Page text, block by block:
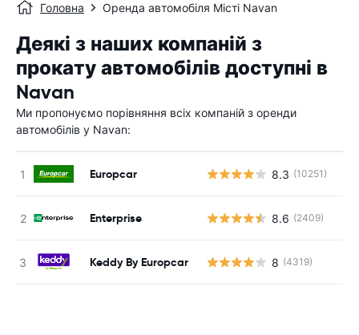
Головна Оренда автомобіля Місті Navan
Деякі з наших компаній з
прокату автомобілів доступні в
Navan
Ми пропонуємо порівняння всіх компаній з оренди
автомобілів у Navan:
Europcar 8.3 (10251)
Enterprise 8.6 (2409)
Keddy By Europcar 8 (4319)